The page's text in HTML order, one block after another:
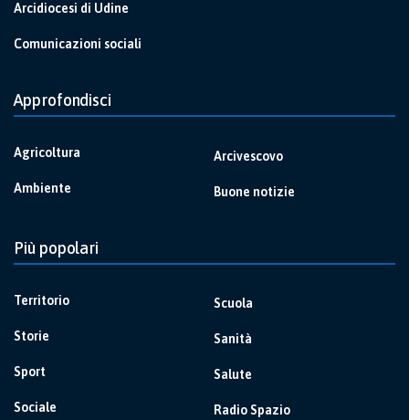
Arcidiocesi di Udine
Comunicazioni sociali
Approfondisci
Agricoltura
Ambiente
Arcivescovo
Buone notizie
Più popolari
Territorio
Storie
Sport
Sociale
Scuola
Sanità
Salute
Radio Spazio